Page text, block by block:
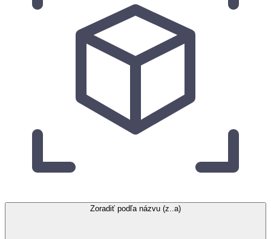
Zoradiť podľa názvu (z..a)